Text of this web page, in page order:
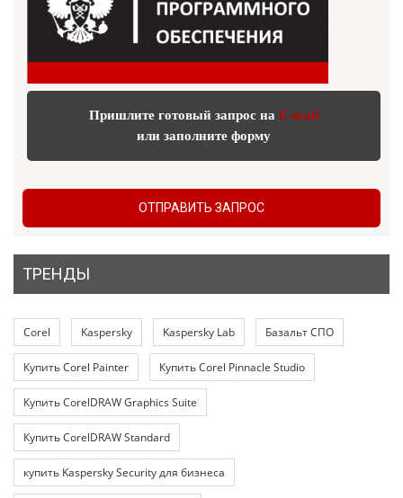
Пришлите готовый запрос на E-mail
или заполните форму
ОТПРАВИТЬ ЗАПРОС
ТРЕНДЫ
Corel Kaspersky Kaspersky Lab Базальт СПО
Купить Corel Painter Купить Corel Pinnacle Studio
Купить CorelDRAW Graphics Suite
Купить CorelDRAW Standard
купить Kaspersky Security для бизнеса